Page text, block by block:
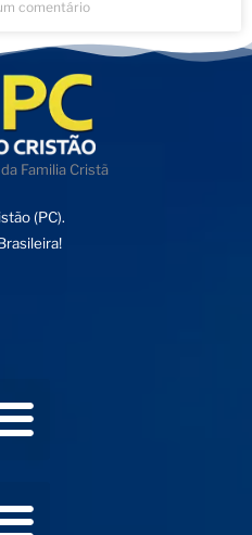
comentário
Familia Cristã
(PC).